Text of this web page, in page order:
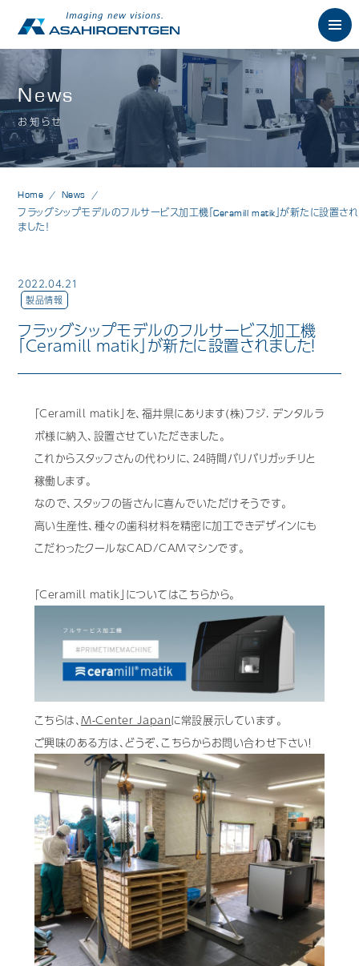
News お知らせ
Philosophy 朝日の想い
Product 製品情報
オーラルスキャナ製品
歯科用CAD/CAM製品
3D外貌スキャナ製品
耳鼻科用X線製品
Cases 導入事例
Showroom 営業所・ショールーム
採用情報
Mail Magazine
News
お知らせ
Home
News
フラッグシップモデルのフルサービス加工機「Ceramill matik」が新たに設置され
ました！
2022.04.21
製品情報
フラッグシップモデルのフルサービス加工機
「Ceramill matik」が新たに設置されました！
「Ceramill matik」を、福井県にあります(株)フジ. デンタルラ
ボ様に納入、設置させていただきました。
これからスタッフさんの代わりに、２４時間バリバリガッチリと
稼働します。
なので、スタッフの皆さんに喜んでいただけそうです。
高い生産性、種々の歯科材料を精密に加工できデザインにも
こだわったクールなCAD/CAMマシンです。
「Ceramill matik」についてはこちらから。
こちらは、Ｍ-Center Japanに常設展示しています。
ご興味のある方は、どうぞ、こちらからお問い合わせ下さい！